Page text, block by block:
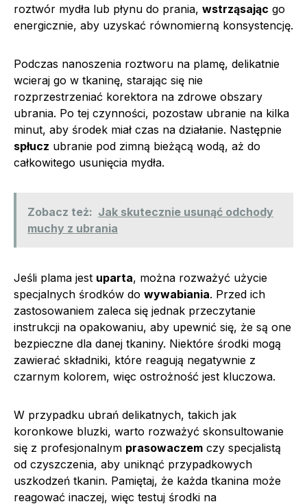
roztwór mydła lub płynu do prania, wstrząsając go
energicznie, aby uzyskać równomierną konsystencję.
Podczas nanoszenia roztworu na plamę, delikatnie
wcieraj go w tkaninę, starając się nie
rozprzestrzeniać korektora na zdrowe obszary
ubrania. Po tej czynności, pozostaw ubranie na kilka
minut, aby środek miał czas na działanie. Następnie
spłucz ubranie pod zimną bieżącą wodą, aż do
całkowitego usunięcia mydła.
Zobacz też: Jak skutecznie usunąć odchody
muchy z ubrania
Jeśli plama jest uparta, można rozważyć użycie
specjalnych środków do wywabiania. Przed ich
zastosowaniem zaleca się jednak przeczytanie
instrukcji na opakowaniu, aby upewnić się, że są one
bezpieczne dla danej tkaniny. Niektóre środki mogą
zawierać składniki, które reagują negatywnie z
czarnym kolorem, więc ostrożność jest kluczowa.
W przypadku ubrań delikatnych, takich jak
koronkowe bluzki, warto rozważyć skonsultowanie
się z profesjonalnym prasowaczem czy specjalistą
od czyszczenia, aby uniknąć przypadkowych
uszkodzeń tkanin. Pamiętaj, że każda tkanina może
reagować inaczej, więc testuj środki na